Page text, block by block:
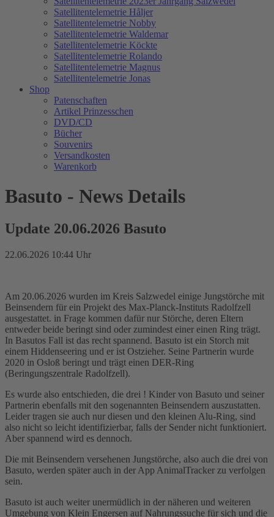
Satellitentelemetrie Håljer
Satellitentelemetrie Nobby
Satellitentelemetrie Waldemar
Satellitentelemetrie Köckte
Satellitentelemetrie Rolando
Satellitentelemetrie Magnus
Satellitentelemetrie Jonas
Shop
Patenschaften
Artikel Prinzesschen
DVD/CD
Bücher
Souvenirs
Versandkosten
Warenkorb
Basuto - News Details
Update 20.06.2026 Basuto
22.06.2026 10:44 Uhr
Am 20.06.2026 wurden im Kreis Salzwedel einige Jungstörche mit
Beinsendern für ein Projekt des Max-Planck-Instituts Radolfzell
ausgestattet. in Frage kommen dafür nur Störche, deren Eltern
entweder beide beringt sind oder zumindest einer einen Ring trägt.
In Basutos Fall ist das recht spannend. Basuto ist ein Storch mit
einem Hiddenseering und er ist Ostzieher. Seine Partnerin wurde
2020 in Osloß beringt und trägt einen DER-Ring
(Beringungszentrale Radolfzell).
Es wurde also entschieden, die drei ! Kinder von Basuto und seiner
Partnerin ebenfalls mit den sogenannten Beinsendern auszustatten.
Leider tragen sie auch nur diesen und den kleinen Alu-Ring, sind
also nicht so leicht identifizierbar, falls der Sender nicht funktioniert.
Aber spannend wird es dennoch.
Die mit Beinsendern versehenen Jungstörche, also auch die drei von
Basuto, werden später auch in der App AnimalTracker zu verfolgen
sein.
Basuto ist auch weiter unermüdlich in der näheren und weiteren
Umgebung von Klein Engersen auf Nahrungssuche für sich und die